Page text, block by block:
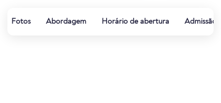
Fotos Abordagem Horário de abertura Admissão